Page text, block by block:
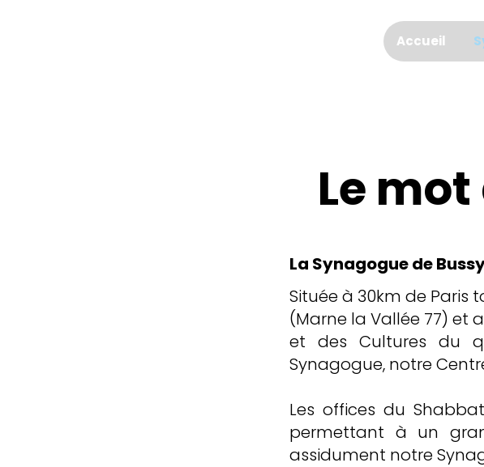
Accueil
Le
La Synagogue de
Située à 30km de Paris
(Marne la Vallée 77) et
et des Cultures du
Synagogue, notre
Les offices du
permettant à un
assidument notre